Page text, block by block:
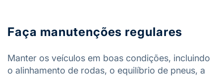
Faça manutenções regulares
Manter os veículos em boas condições, incluindo
o alinhamento de rodas, o equilíbrio de pneus, a